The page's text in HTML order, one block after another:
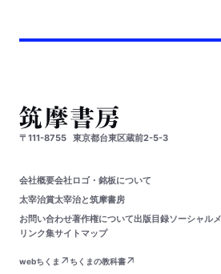
〒111-8755 東京都台東区蔵前2-5-3
会社概要会社ロゴ・銘板について
太宰治賞太宰治と筑摩書房
お問い合わせ著作権について出版目録ソーシャル
リンク集サイトマップ
webちくま ちくまの教科書